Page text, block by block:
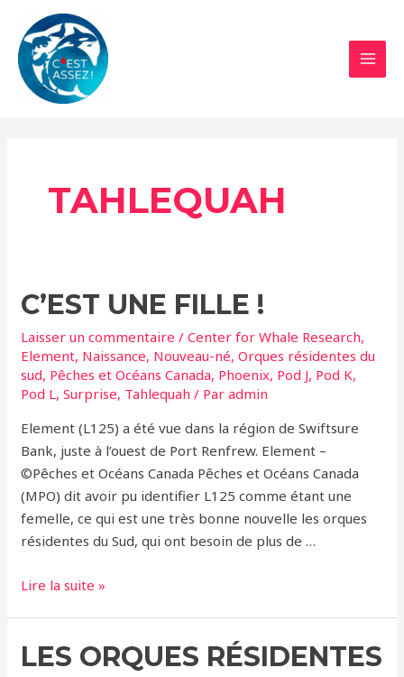
contenu
TAHLEQUAH
C’EST UNE FILLE !
Laisser un commentaire /Center for Whale Research,
Element, Naissance, Nouveau-né,Orques résidentes du
sud, Pêches et Océans Canada, Phoenix, Pod J, Pod K,
Pod L,Surprise, Tahlequah / Paradmin
Element (L125) a été vue dans la région de Swiftsure
Bank, juste à l’ouest de Port Renfrew. Element –
©Pêches et Océans Canada Pêches et Océans Canada
(MPO) dit avoir pu identifier L125 comme étant une
femelle, ce qui est une très bonne nouvelle les orques
résidentes du Sud, qui ont besoin de plus de …
C’est
!
Lire la suite »
LES ORQUES RÉSIDENTES